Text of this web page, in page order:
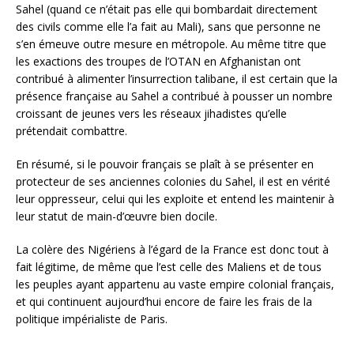
Sahel (quand ce n’était pas elle qui bombardait directement
des civils comme elle l’a fait au Mali), sans que personne ne
s’en émeuve outre mesure en métropole. Au même titre que
les exactions des troupes de l’OTAN en Afghanistan ont
contribué à alimenter l’insurrection talibane, il est certain que la
présence française au Sahel a contribué à pousser un nombre
croissant de jeunes vers les réseaux jihadistes qu’elle
prétendait combattre.
En résumé, si le pouvoir français se plaît à se présenter en
protecteur de ses anciennes colonies du Sahel, il est en vérité
leur oppresseur, celui qui les exploite et entend les maintenir à
leur statut de main-d’œuvre bien docile.
La colère des Nigériens à l’égard de la France est donc tout à
fait légitime, de même que l’est celle des Maliens et de tous
les peuples ayant appartenu au vaste empire colonial français,
et qui continuent aujourd’hui encore de faire les frais de la
politique impérialiste de Paris.